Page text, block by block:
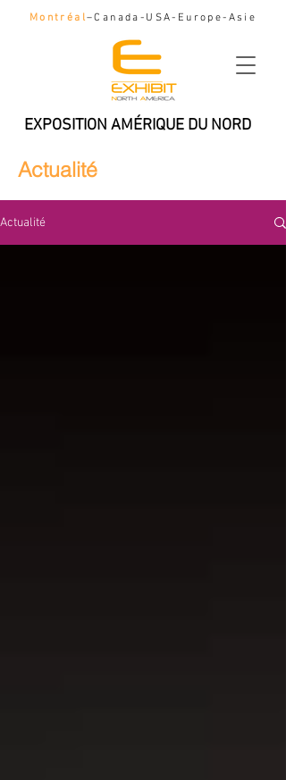
Montréal–Canada-USA-Europe-Asie
EXPOSITION AMÉRIQUE DU NORD
Actualité
Actualité